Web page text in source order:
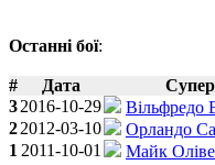
Останні бої:
# Дата
32016-10-29
Вільфредо
22012-03-10 Орландо
1 2011-10-01 Майк